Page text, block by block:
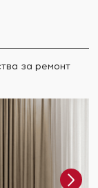
за ремонт